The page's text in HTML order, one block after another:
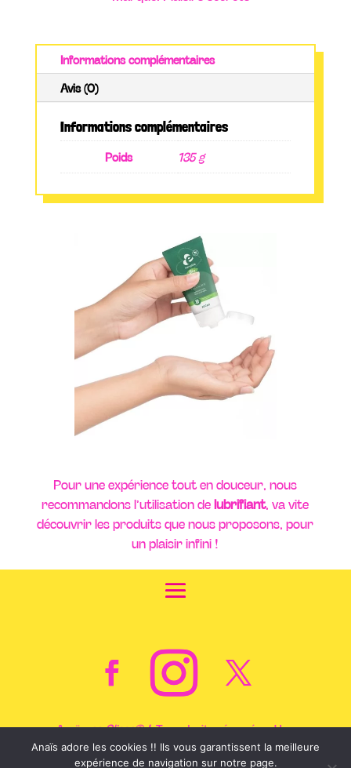
Informations complémentaires
Avis (0)
Informations complémentaires
Poids 135 g
Pour une expérience tout en douceur, nous
recommandons l’utilisation delubrifiant, va vite
découvrir les produits que nous proposons, pour
un plaisir infini !
Anaïs,ça Glisse© !Tous droits réservés – Une
réalisation de l’agenceMADI-WEB
Anaïs adore les cookies !! Ils vous garantissent la meilleure
expérience de navigation sur notre page.